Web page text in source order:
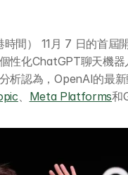
間） 11月 7 日的首屆
性化ChatGPT聊天機
析認為，OpenAI的最
、 Meta Platforms和